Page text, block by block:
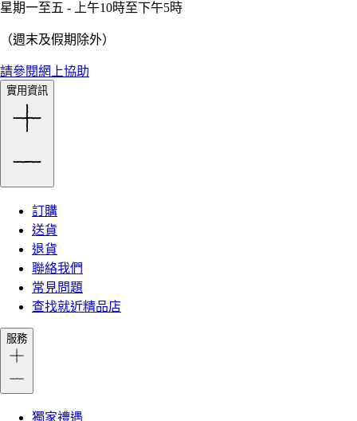
星期一至五 - 上午10時至下午5時
（週末及假期除外）
請參閱網上協助
實用資訊
訂購
送貨
退貨
聯絡我們
常見問題
查找就近精品店
服務
獨家禮遇